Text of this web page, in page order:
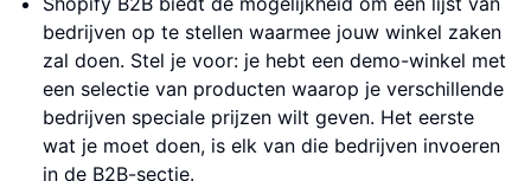
bedrijven op te stellen waarmee jouw winkel zaken
zal doen. Stel je voor: je hebt een demo-winkel met
een selectie van producten waarop je verschillende
bedrijven speciale prijzen wilt geven. Het eerste
wat je moet doen, is elk van die bedrijven invoeren
in de B2B-sectie.